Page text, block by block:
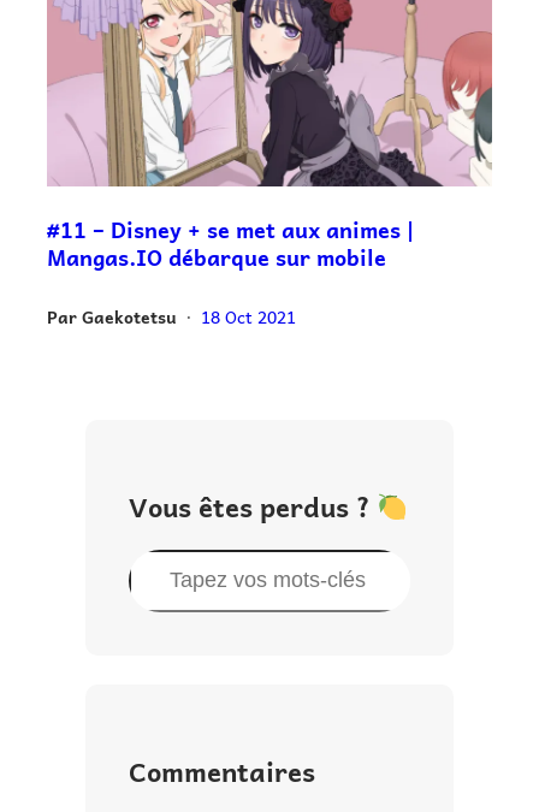
#11 – Disney + se met aux animes |
Mangas.IO débarque sur mobile
ParGaekotetsu • 18 Oct 2021
Vous êtes perdus ?
R
e
c
Commentaires